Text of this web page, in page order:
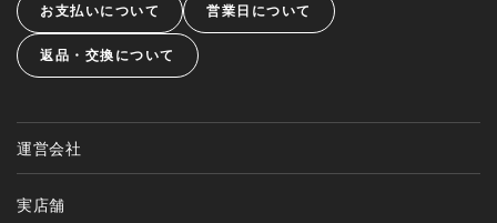
お支払いについて 営業日について
返品・交換について
運営会社
実店舗